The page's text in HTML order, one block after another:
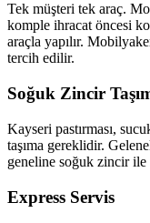
Tek müşteri tek araç.
komple ihracat öncesi
araçla yapılır.
tercih edilir.
Soğuk Zincir
Kayseri pastırması,
taşıma gereklidir.
geneline soğuk zincir ile
Express Servis